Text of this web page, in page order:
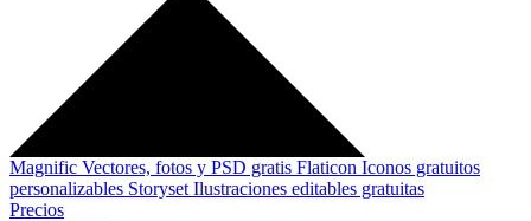
Magnific Vectores, fotos y PSD gratis Flaticon Iconos gratuitos
personalizables Storyset Ilustraciones editables gratuitas
Precios